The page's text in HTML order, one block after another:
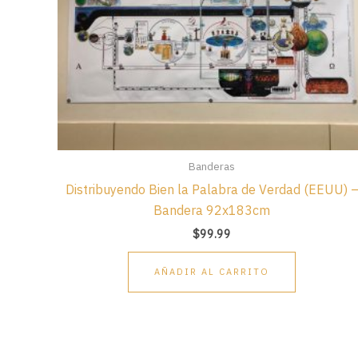
Banderas
Distribuyendo Bien la Palabra de Verdad (EEUU) –
Bandera 92x183cm
$99.99
AÑADIR AL CARRITO